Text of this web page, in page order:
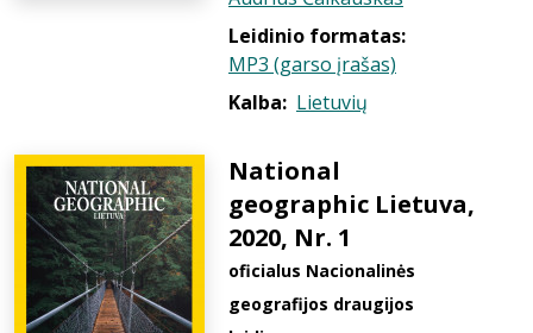
Leidinio formatas:
MP3 (garso įrašas)
Kalba: Lietuvių
National
geographic Lietuva,
2020, Nr. 1
oficialus Nacionalinės
geografijos draugijos